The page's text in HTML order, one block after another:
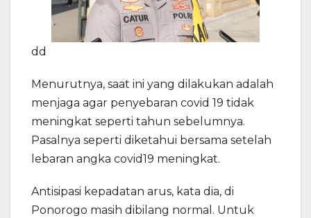
dd
Menurutnya, saat ini yang dilakukan adalah
menjaga agar penyebaran covid 19 tidak
meningkat seperti tahun sebelumnya.
Pasalnya seperti diketahui bersama setelah
lebaran angka covid19 meningkat.
Antisipasi kepadatan arus, kata dia, di
Ponorogo masih dibilang normal. Untuk